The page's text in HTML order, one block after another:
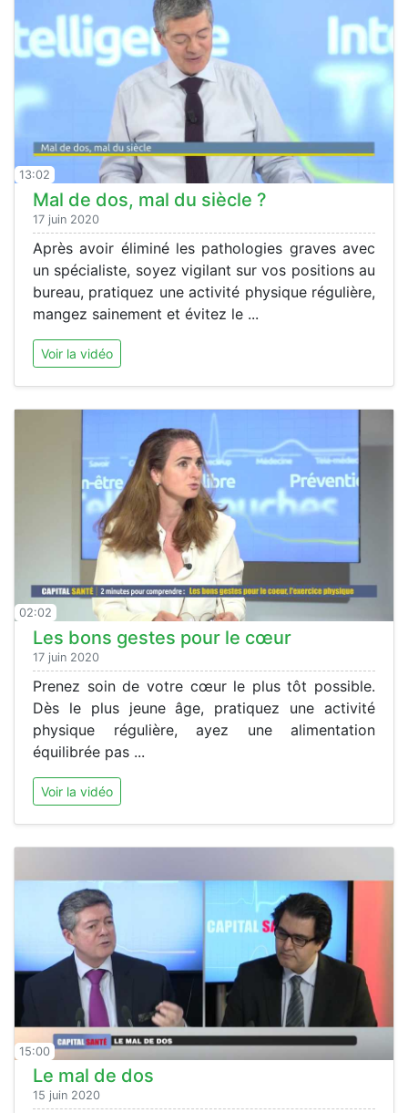
13:02
Mal de dos, mal du siècle ?
17 juin 2020
Après avoir éliminé les pathologies graves avec
un spécialiste, soyez vigilant sur vos positions au
bureau, pratiquez une activité physique régulière,
mangez sainement et évitez le ...
Voir la vidéo
02:02
Les bons gestes pour le cœur
17 juin 2020
Prenez soin de votre cœur le plus tôt possible.
Dès le plus jeune âge, pratiquez une activité
physique régulière, ayez une alimentation
équilibrée pas ...
Voir la vidéo
15:00
Le mal de dos
15 juin 2020